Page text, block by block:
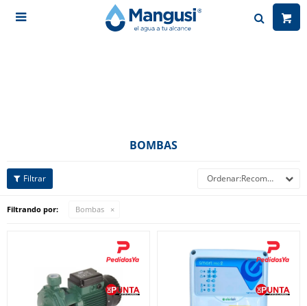

BOMBAS
Recomendados
Filtrando por: Bombas